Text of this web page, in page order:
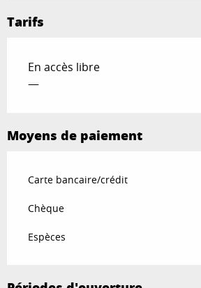
Tarifs
En accès libre
—
Moyens de paiement
Carte bancaire/crédit
Chèque
Espèces